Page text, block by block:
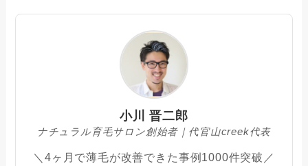
小川 晋二郎
ナチュラル育毛サロン創始者｜代官山creek代表
＼4ヶ月で薄毛が改善できた事例1000件突破／